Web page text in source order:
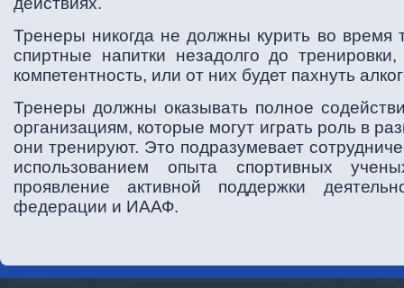
Тренеры никогда не должны курить во время
спиртные напитки незадолго до
компетентность, или от них будет пахнуть
Тренеры должны оказывать полное
организациям, которые могут играть роль в
они тренируют. Это подразумевает
использованием опыта спортивных
проявление активной поддержки
федерации и ИААФ.